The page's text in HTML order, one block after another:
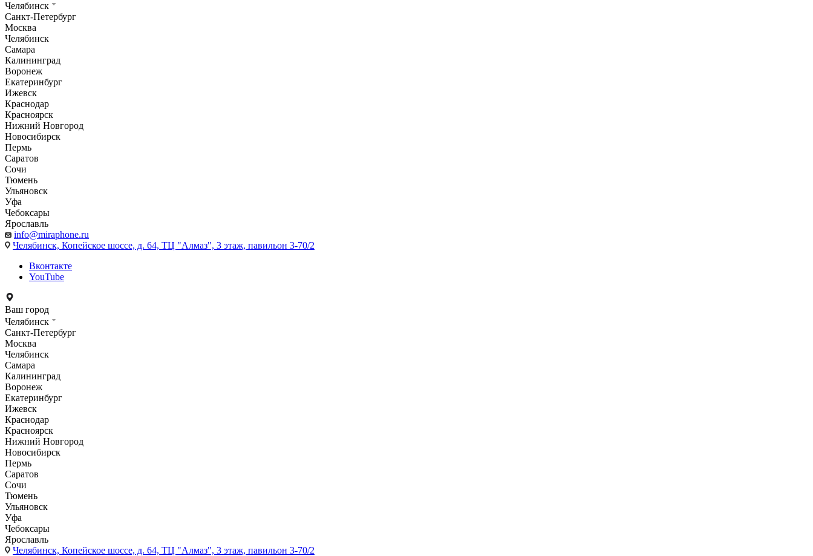
Челябинск
Санкт-Петербург
Москва
Челябинск
Самара
Калининград
Воронеж
Екатеринбург
Ижевск
Краснодар
Красноярск
Нижний Новгород
Новосибирск
Пермь
Саратов
Сочи
Тюмень
Ульяновск
Уфа
Чебоксары
Ярославль
info@miraphone.ru
Челябинск, Копейское шоссе, д. 64, ТЦ "Алмаз", 3 этаж, павильон 3-70/2
Вконтакте
YouTube
Ваш город
Челябинск
Санкт-Петербург
Москва
Челябинск
Самара
Калининград
Воронеж
Екатеринбург
Ижевск
Краснодар
Красноярск
Нижний Новгород
Новосибирск
Пермь
Саратов
Сочи
Тюмень
Ульяновск
Уфа
Чебоксары
Ярославль
Челябинск, Копейское шоссе, д. 64, ТЦ "Алмаз", 3 этаж, павильон 3-70/2